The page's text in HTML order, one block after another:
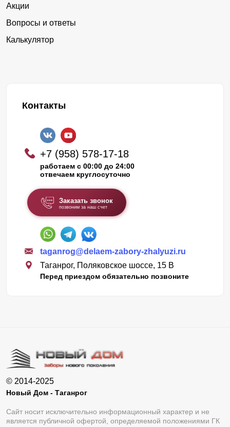
Акции
Вопросы и ответы
Калькулятор
Контакты
+7 (958) 578-17-18
работаем с 00:00 до 24:00
отвечаем круглосуточно
Заказать звонок
позвоним за наш счет
taganrog@delaem-zabory-zhalyuzi.ru
Таганрог, Поляковское шоссе, 15 В
Перед приездом обязательно позвоните
© 2014-2025
Новый Дом - Таганрог
Сайт носит исключительно информационный характер и не
является публичной офертой, определяемой положениями ГК